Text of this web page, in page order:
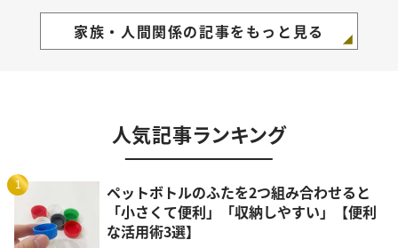
家族・人間関係の記事をもっと見る
人気記事ランキング
1
ペットボトルのふたを2つ組み合わせると
「小さくて便利」「収納しやすい」【便利
な活用術3選】